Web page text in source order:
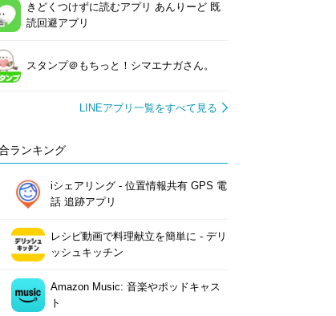
きどくつけずに読むアプリ あんりーど 既
読回避アプリ
スタンプ＠もちっと！シマエナガさん。
LINEアプリ一覧をすべて見る
ランキング
iシェアリング - 位置情報共有 GPS 電
話 追跡アプリ
レシピ動画で料理献立を簡単‪に - デリ
ッシュキッチン
Amazon Music: 音楽やポッドキャス
ト